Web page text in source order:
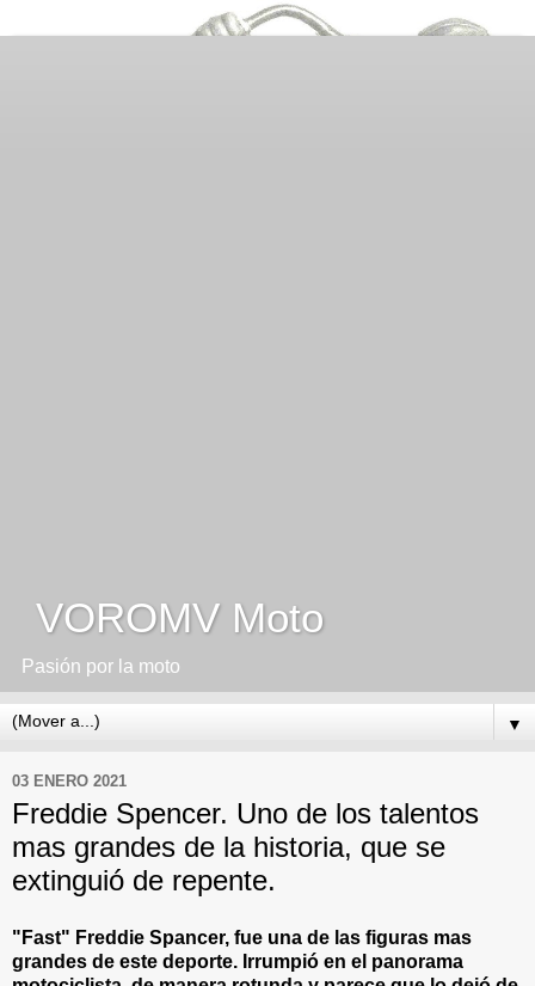
VOROMV Moto
Pasión por la moto
▼
03 ENERO 2021
Freddie Spencer. Uno de los talentos
mas grandes de la historia, que se
extinguió de repente.
"Fast" Freddie Spancer, fue una de las figuras mas
grandes de este deporte. Irrumpió en el panorama